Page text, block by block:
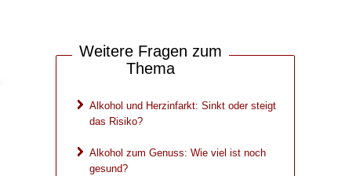
Weitere Fragen zum
Thema
Alkohol und Herzinfarkt: Sinkt oder steigt
das Risiko?
Alkohol zum Genuss: Wie viel ist noch
gesund?